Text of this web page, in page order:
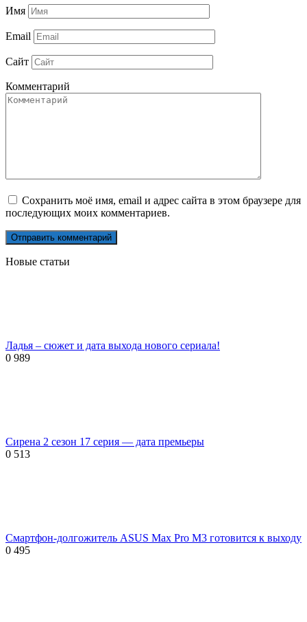
Имя
Email
Сайт
Комментарий
Сохранить моё имя, email и адрес сайта в этом браузере для
последующих моих комментариев.
Новые статьи
Ладья – сюжет и дата выхода нового сериала!
0 989
Сирена 2 сезон 17 серия — дата премьеры
0 513
Смартфон-долгожитель ASUS Max Pro M3 готовится к выходу
0 495